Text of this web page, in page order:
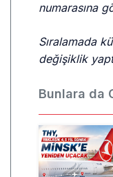
numarasına
Sıralamada
değişiklik
Bunlara da